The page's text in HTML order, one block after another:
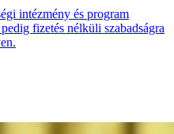
intézmény és program
fizetés nélküli szabadságra